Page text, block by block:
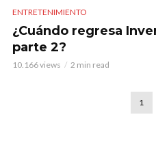
ENTRETENIMIENTO
¿Cuándo regresa
parte 2?
10.166 views 2 min read
1